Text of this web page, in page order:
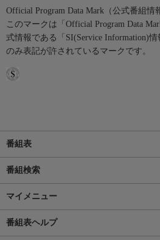
Official Program Data Mark（公式番組情
このマークは「Official Program Data
式情報である「SI(Service Information)
のみ表記が許されているマークです。
番組表
番組検索
マイメニュー
番組表ヘルプ